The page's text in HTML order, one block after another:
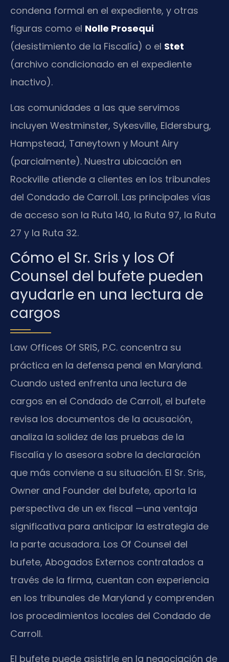
condena formal en el expediente, y otras
figuras como el Nolle Prosequi
(desistimiento de la Fiscalía) o el Stet
(archivo condicionado en el expediente
inactivo).
Las comunidades a las que servimos
incluyen Westminster, Sykesville, Eldersburg,
Hampstead, Taneytown y Mount Airy
(parcialmente). Nuestra ubicación en
Rockville atiende a clientes en los tribunales
del Condado de Carroll. Las principales vías
de acceso son la Ruta 140, la Ruta 97, la Ruta
27 y la Ruta 32.
Cómo el Sr. Sris y los Of
Counsel del bufete pueden
ayudarle en una lectura de
cargos
Law Offices Of SRIS, P.C. concentra su
práctica en la defensa penal en Maryland.
Cuando usted enfrenta una lectura de
cargos en el Condado de Carroll, el bufete
revisa los documentos de la acusación,
analiza la solidez de las pruebas de la
Fiscalía y lo asesora sobre la declaración
que más conviene a su situación. El Sr. Sris,
Owner and Founder del bufete, aporta la
perspectiva de un ex fiscal —una ventaja
significativa para anticipar la estrategia de
la parte acusadora. Los Of Counsel del
bufete, Abogados Externos contratados a
través de la firma, cuentan con experiencia
en los tribunales de Maryland y comprenden
los procedimientos locales del Condado de
Carroll.
El bufete puede asistirle en la negociación de